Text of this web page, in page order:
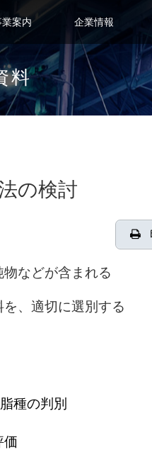
業案内 企業情報
料
の検討
などが含まれる
、適切に選別する
種の判別
価